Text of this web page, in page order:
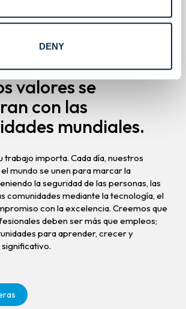
DENY
una carrera
valores se
con las
mundiales.
trabajo importa. Cada día, nuestros
mundo se unen para marcar la
la seguridad de las personas, las
comunidades mediante la tecnología, el
con la excelencia. Creemos que
deben ser más que empleos;
para aprender, crecer y